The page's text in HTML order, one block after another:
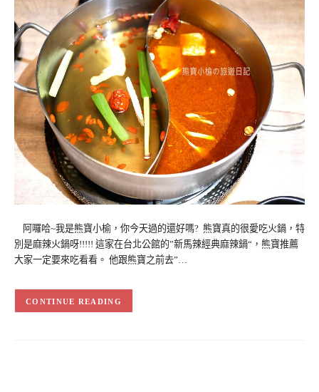
阿囉哈~我是熊寶小榆，你今天過的還好嗎? 熊寶真的很愛吃火鍋，特
別是麻辣火鍋呀!!!!! 這家在台北公館的”新馬辣經典麻辣鍋“，熊寶推薦
大家一定要來吃看看。 他跟熊寶之前去”…
CONTINUE READING